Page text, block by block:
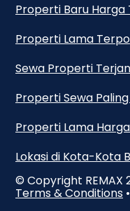
Properti Baru Harga
Properti Lama
Sewa Properti
Properti Sewa
Properti Lama
Lokasi di Kota-Kota
© Copyright REMAX
Terms & Conditions •